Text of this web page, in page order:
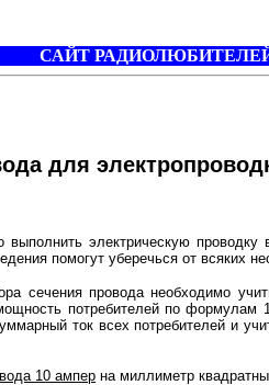
САЙТ
для
электрическую проводку в
помогут уберечься от всяких
провода необходимо
потребителей по
ток всех потребителей и
10 ампер на миллиметр